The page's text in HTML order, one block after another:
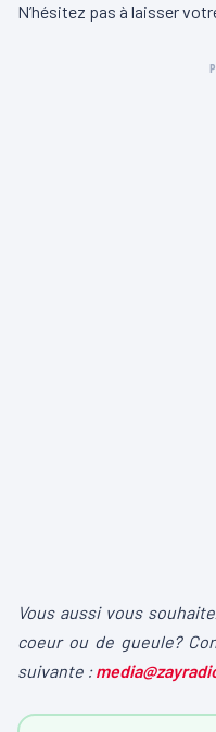
N’hésitez pas à laisser
Vous aussi vous
coeur ou de gueule?
suivante :